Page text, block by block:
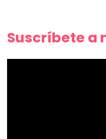
Suscríbete a